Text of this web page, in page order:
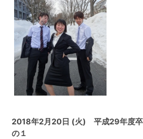
2018年2月20日 (火) 平成29年度
の１